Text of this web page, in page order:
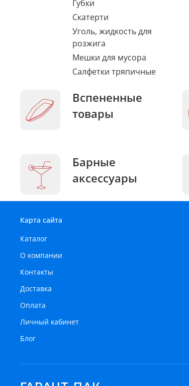
Губки
Скатерти
Уголь, жидкость для
розжига
Мешки для мусора
Салфетки тряпичные
Вспененные
товары
Барные
аксессуары
Карта сайта
Каталог
О компании
Контакты
Доставка
Оплата
Личный кабинет
Блог